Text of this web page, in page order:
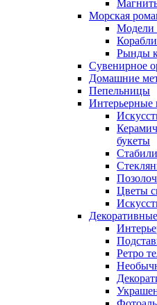
Морская
Модели
Рынды
Сувенирное
Домашние
Пепельницы
Интерьерные
букеты
Цветы
Ретро